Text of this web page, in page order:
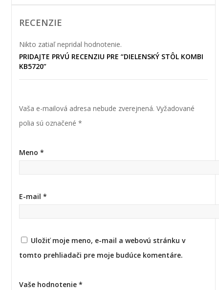
RECENZIE
Nikto zatiaľ nepridal hodnotenie.
PRIDAJTE PRVÚ RECENZIU PRE “DIELENSKÝ STÔL KOMBI
KB5720”
Vaša e-mailová adresa nebude zverejnená. Vyžadované
polia sú označené *
Meno *
E-mail *
Uložiť moje meno, e-mail a webovú stránku v
tomto prehliadači pre moje budúce komentáre.
Vaše hodnotenie *